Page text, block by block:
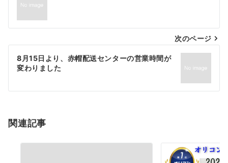
ナ
ビ
ゲ
ー
シ
ン
次のページ
8月15日より、赤帽配送センターの営業時間が
変わりました
関連記事